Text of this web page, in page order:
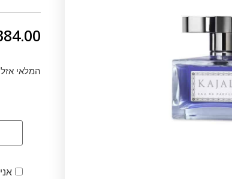
המלאי אזל